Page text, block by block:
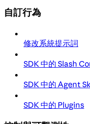
自訂行為
修改系統提示詞
SDK 中的 Slash
SDK 中的 Agent
SDK 中的 Plugins